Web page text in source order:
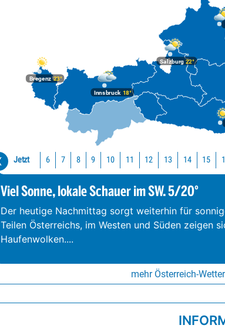
Bregenz23°
Innsbruck18°
Salzburg22°
Jetzt 6 7 8 9 10 11 12 13 14 15
Viel Sonne, lokale Schauer im SW. 5/20°
Der heutige Nachmittag sorgt weiterhin für
Teilen Österreichs, im Westen und Süden zeigen
Haufenwolken....
mehr Österreich-Wetter